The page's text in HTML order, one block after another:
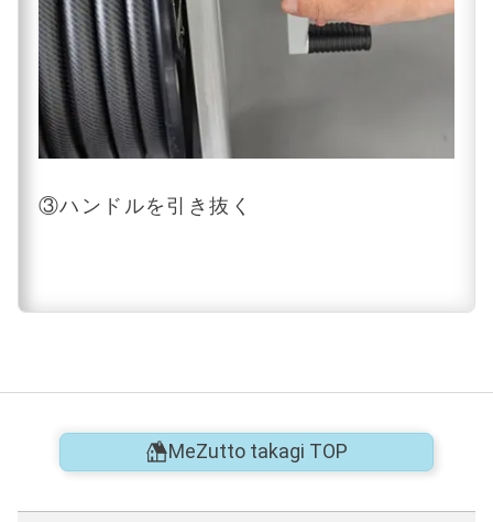
③ハンドルを引き抜く
MeZutto takagi TOP